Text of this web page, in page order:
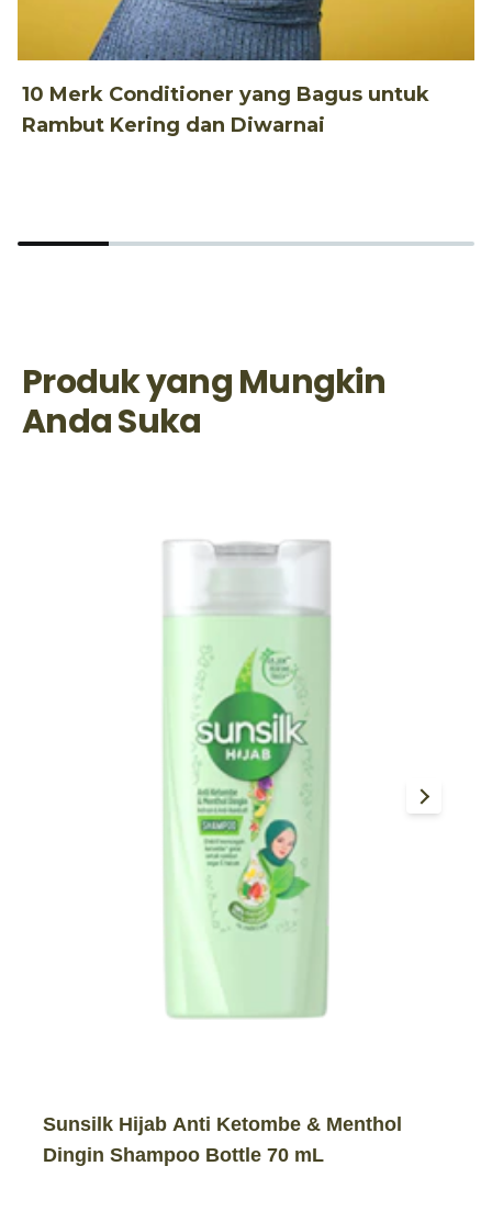
10 Merk Conditioner yang Bagus untuk
Rambut Kering dan Diwarnai
Produk yang Mungkin
Anda Suka
Sunsilk Hijab Anti Ketombe & Menthol
Dingin Shampoo Bottle 70 mL